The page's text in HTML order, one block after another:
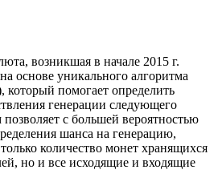
возникшая в начале 2015 г.
основе уникального алгоритма
который помогает определить
генерации следующего
с большей вероятностью
шанса на генерацию,
количество монет хранящихся
но и все исходящие и входящие